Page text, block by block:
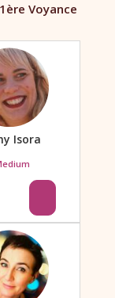
Voyance
Isora